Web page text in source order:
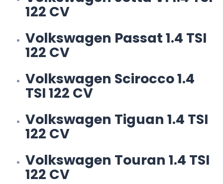
122 CV
Volkswagen Passat 1.4 TSI
122 CV
Volkswagen Scirocco 1.4
TSI 122 CV
Volkswagen Tiguan 1.4 TSI
122 CV
Volkswagen Touran 1.4 TSI
122 CV